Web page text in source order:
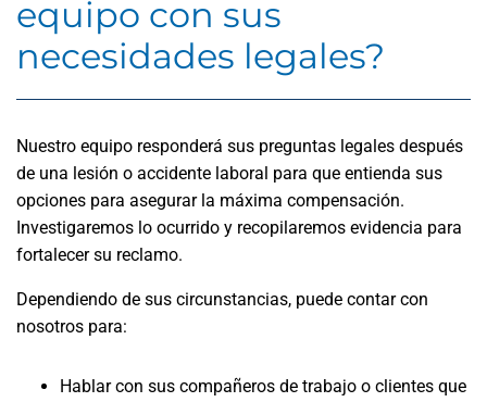
equipo con sus
necesidades legales?
Nuestro equipo responderá sus preguntas legales después
de una lesión o accidente laboral para que entienda sus
opciones para asegurar la máxima compensación.
Investigaremos lo ocurrido y recopilaremos evidencia para
fortalecer su reclamo.
Dependiendo de sus circunstancias, puede contar con
nosotros para:
Hablar con sus compañeros de trabajo o clientes que